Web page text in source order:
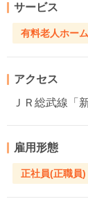
サービス
有料老人ホーム
アクセス
ＪＲ総武線「
雇用形態
正社員(正職員)